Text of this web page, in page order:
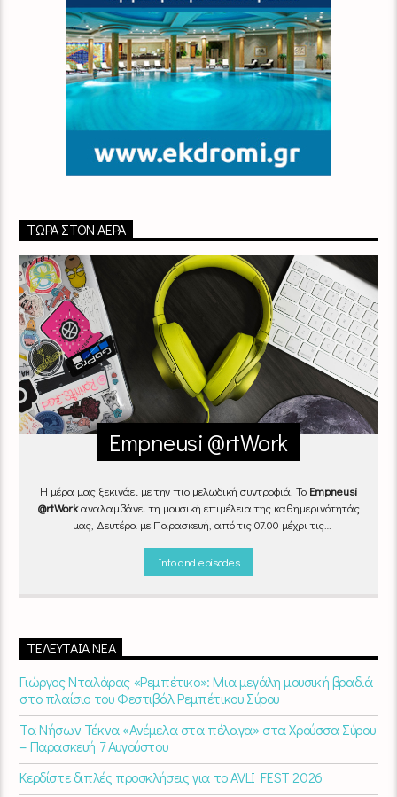
ΤΏΡΑ ΣΤΟΝ ΑΈΡΑ
Empneusi @rtWork
Η μέρα μας ξεκινάει με την πιο μελωδική συντροφιά. Το Empneusi
@rtWorkαναλαμβάνει τη μουσική επιμέλεια της καθημερινότητάς
μας, Δευτέρα με Παρασκευή, από τις 07.00 μέχρι τις
εναλλάσσονται αρμονικά, θυμίζοντάς μας πως δουλειά και
Καθημερινά(Δευτέρα-Παρασκευή)
Info and episodes
ΤΕΛΕΥΤΑΊΑ ΝΈΑ
Γιώργος Νταλάρας «Ρεμπέτικο»: Μια μεγάλη μουσική βραδιά
στο πλαίσιο του Φεστιβάλ Ρεμπέτικου Σύρου
Τα Νήσων Τέκνα «Ανέμελα στα πέλαγα» στα Χρούσσα Σύρου
– Παρασκευή 7 Αυγούστου
Κερδίστε διπλές προσκλήσεις για το AVLI FEST 2026